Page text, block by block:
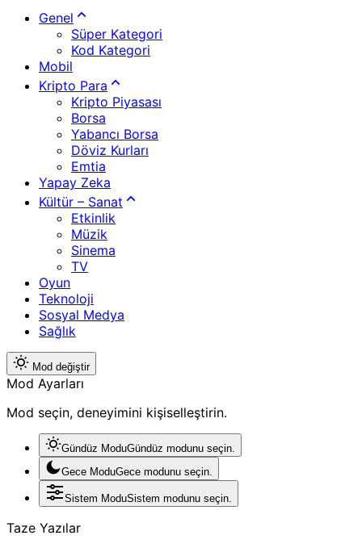
Genel
Süper Kategori
Kod Kategori
Mobil
Kripto Para
Kripto Piyasası
Borsa
Yabancı Borsa
Döviz Kurları
Emtia
Yapay Zeka
Kültür – Sanat
Etkinlik
Müzik
Sinema
TV
Oyun
Teknoloji
Sosyal Medya
Sağlık
Mod değiştir
Mod Ayarları
Mod seçin, deneyimini kişiselleştirin.
Gündüz ModuGündüz modunu seçin.
Gece ModuGece modunu seçin.
Sistem ModuSistem modunu seçin.
Taze Yazılar